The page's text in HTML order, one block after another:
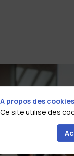
A propos des
Ce site utilise des